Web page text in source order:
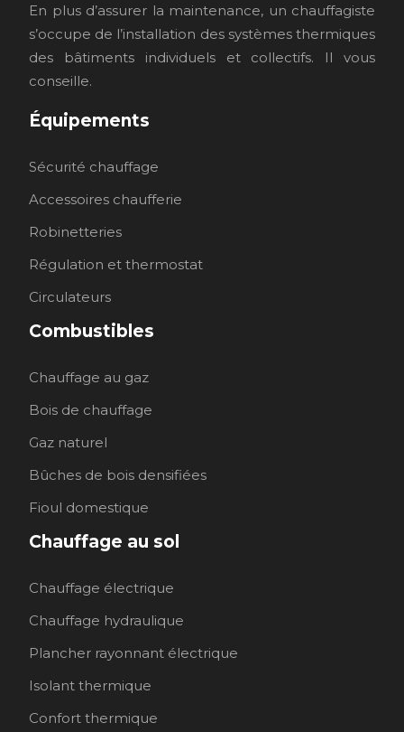
En plus d’assurer la maintenance, un chauffagiste
s’occupe de l’installation des systèmes thermiques
des bâtiments individuels et collectifs. Il vous
conseille.
Équipements
Sécurité chauffage
Accessoires chaufferie
Robinetteries
Régulation et thermostat
Circulateurs
Combustibles
Chauffage au gaz
Bois de chauffage
Gaz naturel
Bûches de bois densifiées
Fioul domestique
Chauffage au sol
Chauffage électrique
Chauffage hydraulique
Plancher rayonnant électrique
Isolant thermique
Confort thermique